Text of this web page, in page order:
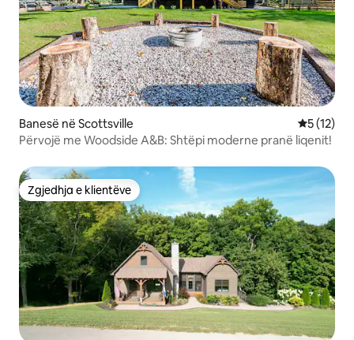
Banesë në Scottsville Vlerësimi
5 (12)
Përvojë me Woodside A&B: Shtëpi moderne pranë liqenit!
Zgjedhja e klientëve
Zgjedhja e klientëve